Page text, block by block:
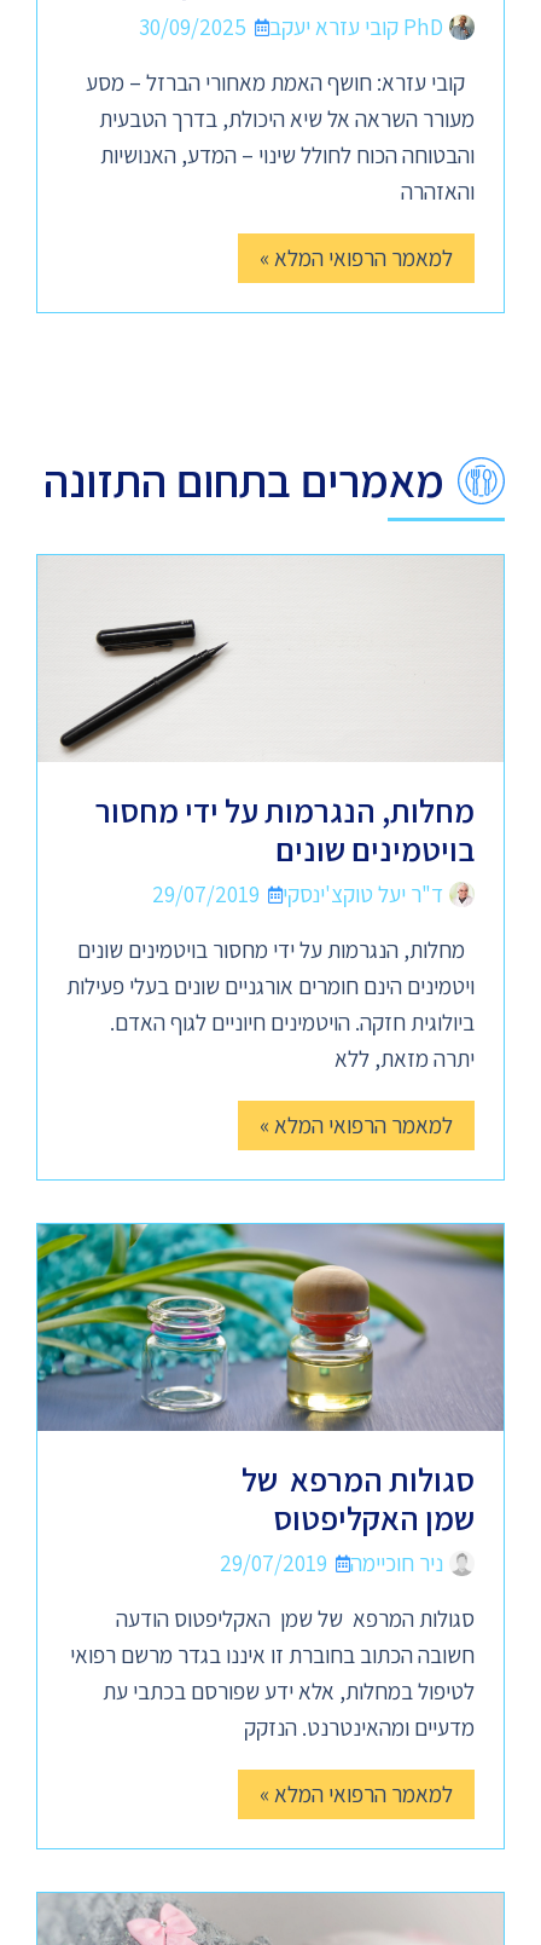
PhD קובי עזרא יעקב
30/09/2025
קובי עזרא: חושף האמת מאחורי הברזל – מסע
מעורר השראה אל שיא היכולת, בדרך הטבעית
והבטוחה הכוח לחולל שינוי – המדע, האנושיות
והאזהרה
למאמר הרפואי המלא »
מאמרים בתחום התזונה
מחלות, הנגרמות על ידי מחסור
בויטמינים שונים
ד"ר יעל טוקצ'ינסקי
29/07/2019
מחלות, הנגרמות על ידי מחסור בויטמינים שונים
ויטמינים הינם חומרים אורגניים שונים בעלי פעילות
ביולוגית חזקה. הויטמינים חיוניים לגוף האדם.
יתרה מזאת, ללא
למאמר הרפואי המלא »
סגולות המרפא של
שמן האקליפטוס
ניר חוכיימה
29/07/2019
סגולות המרפא של שמן האקליפטוס הודעה
חשובה הכתוב בחוברת זו איננו בגדר מרשם רפואי
לטיפול במחלות, אלא ידע שפורסם בכתבי עת
מדעיים ומהאינטרנט. הנזקק
למאמר הרפואי המלא »